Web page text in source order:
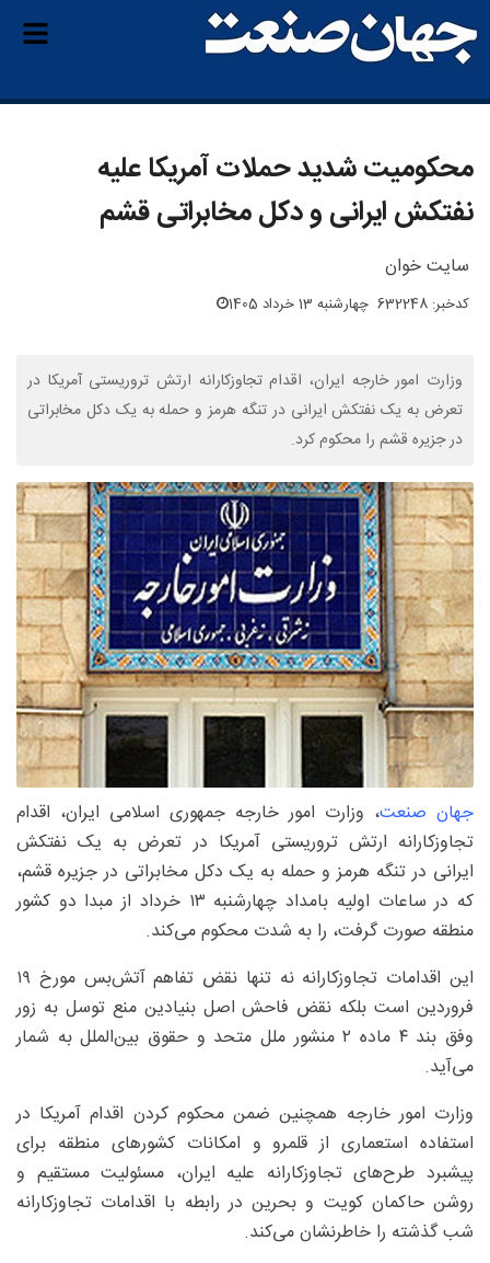
محکومیت شدید حملات آمریکا علیه
نفتکش ایرانی و دکل مخابراتی قشم
سایت خوان
کدخبر: 632248 چهارشنبه 13 خرداد 1405
وزارت امور خارجه ایران، اقدام تجاوزکارانه ارتش تروریستی آمریکا در
تعرض به یک نفتکش ایرانی در تنگه هرمز و حمله به یک دکل مخابراتی
در جزیره قشم را محکوم کرد.
جهان صنعت، وزارت امور خارجه جمهوری اسلامی ایران، اقدام
تجاوزکارانه ارتش تروریستی آمریکا در تعرض به یک نفتکش
ایرانی در تنگه هرمز و حمله به یک دکل مخابراتی در جزیره قشم،
که در ساعات اولیه بامداد چهارشنبه ۱۳ خرداد از مبدا دو کشور
منطقه صورت گرفت، را به شدت محکوم می‌کند.
این اقدامات تجاوزکارانه نه تنها نقض تفاهم آتش‌بس مورخ ۱۹
فروردین است بلکه نقض فاحش اصل بنیادین منع توسل به زور
وفق بند ۴ ماده ۲ منشور ملل متحد و حقوق بین‌الملل به شمار
می‌آید.
وزارت امور خارجه همچنین ضمن محکوم کردن اقدام آمریکا در
استفاده استعماری از قلمرو و امکانات کشورهای منطقه برای
پیشبرد طرح‌های تجاوزکارانه علیه ایران، مسئولیت مستقیم و
روشن حاکمان کویت و بحرین در رابطه با اقدامات تجاوزکارانه
شب گذشته را خاطرنشان می‌کند.